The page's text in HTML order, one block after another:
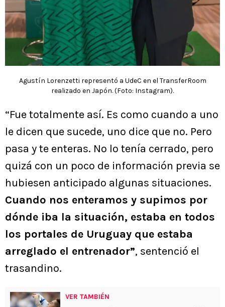
Agustín Lorenzetti representó a UdeC en el TransferRoom
realizado en Japón. (Foto: Instagram).
“Fue totalmente así. Es como cuando a uno
le dicen que sucede, uno dice que no. Pero
pasa y te enteras. No lo tenía cerrado, pero
quizá con un poco de información previa se
hubiesen anticipado algunas situaciones.
Cuando nos enteramos y supimos por
dónde iba la situación, estaba en todos
los portales de Uruguay que estaba
arreglado el entrenador”, sentenció el
trasandino.
VER TAMBIÉN